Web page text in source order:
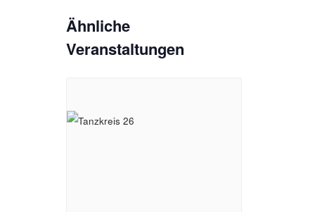
Ähnliche
Veranstaltungen